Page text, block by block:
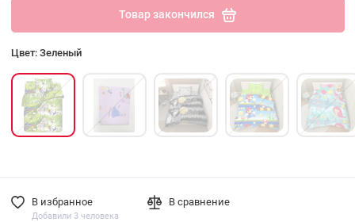
Товар закончился
Цвет: Зеленый
В избранное
Добавили 3 человека
В сравнение